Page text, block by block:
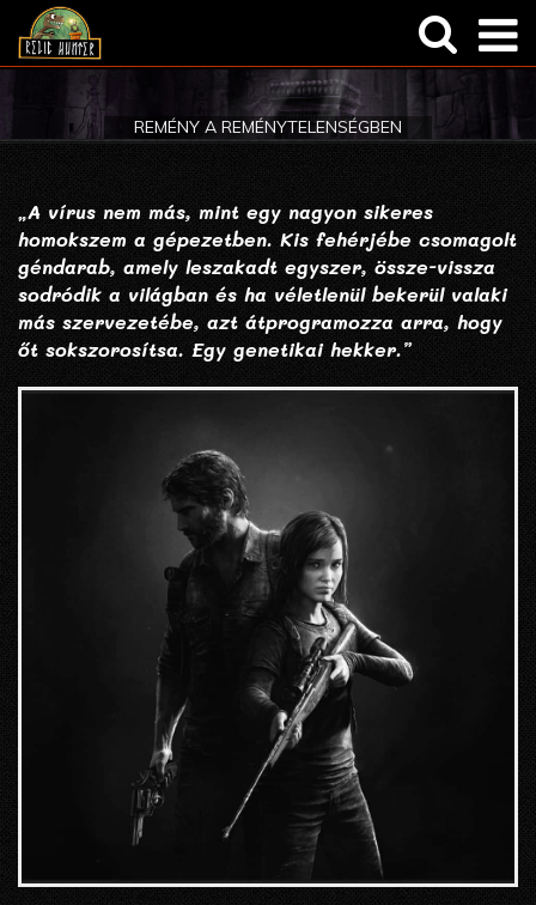
REMÉNY A REMÉNYTELENSÉGBEN
„A vírus nem más, mint egy nagyon sikeres
homokszem a gépezetben. Kis fehérjébe csomagolt
géndarab, amely leszakadt egyszer, össze-vissza
sodródik a világban és ha véletlenül bekerül valaki
más szervezetébe, azt átprogramozza arra, hogy
őt sokszorosítsa. Egy genetikai hekker.”
Termékbemutatók
Képregény
Elfelejtett jelszó